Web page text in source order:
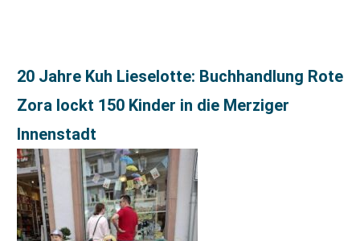
20 Jahre Kuh Lieselotte: Buchhandlung Rote
Zora lockt 150 Kinder in die Merziger
Innenstadt